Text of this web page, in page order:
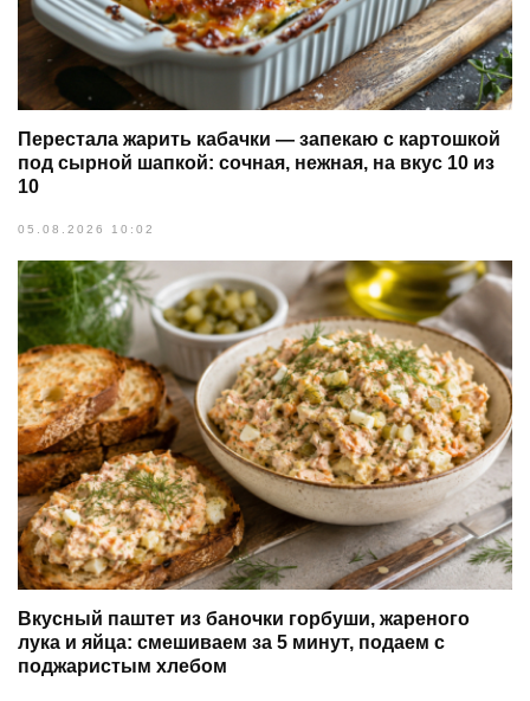
Перестала жарить кабачки — запекаю с картошкой
под сырной шапкой: сочная, нежная, на вкус 10 из
10
05.08.2026 10:02
Вкусный паштет из баночки горбуши, жареного
лука и яйца: смешиваем за 5 минут, подаем с
поджаристым хлебом